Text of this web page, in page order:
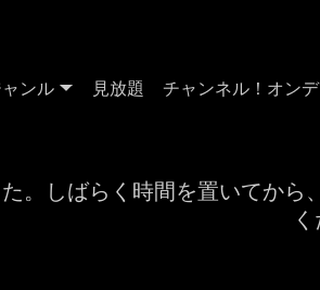
ャンル 見放題 チャンネル！オン
。しばらく時間を置いてか